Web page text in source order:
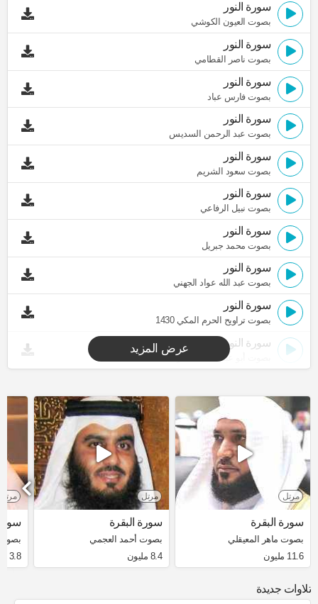
سورة النور
بصوت العيون الكوشي
سورة النور
بصوت ناصر القطامي
سورة النور
بصوت فارس عباد
سورة النور
بصوت عبد الرحمن السديس
سورة النور
بصوت سعود الشريم
سورة النور
بصوت نبيل الرفاعي
سورة النور
بصوت محمد جبريل
سورة النور
بصوت عبد الله عواد الجهني
سورة النور
بصوت تراويح الحرم المكي 1430
سورة النور
بصوت أبو عبد الله المظفر
عرض المزيد
مرتل
سورة البقرة
بصوت ماهر المعيقلي
11.6 مليون
مرتل
سورة البقرة
بصوت أحمد العجمي
8.4 مليون
مرتل
3.8 مليون
تلاوات جديدة